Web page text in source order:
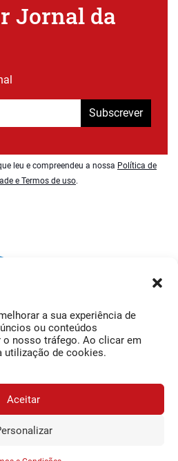
a sua experiência de
ou conteúdos
o nosso tráfego. Ao clicar em
utilização de cookies.
Aceitar
Jornal da
Subscrever
leu e compreendeu a nossa Política de
e Termos de uso.
O Jornal da Bairrada
Contactos
Termos e Condições
Jornal da Bairrada